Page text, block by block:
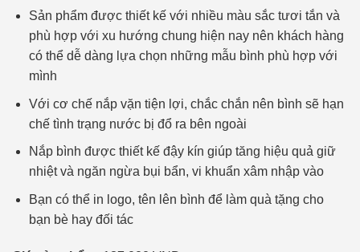
Sản phẩm được thiết kế với nhiều màu sắc tươi tắn và
phù hợp với xu hướng chung hiện nay nên khách hàng
có thể dễ dàng lựa chọn những mẫu bình phù hợp với
mình
Với cơ chế nắp vặn tiện lợi, chắc chắn nên bình sẽ hạn
chế tình trạng nước bị đổ ra bên ngoài
Nắp bình được thiết kế đậy kín giúp tăng hiệu quả giữ
nhiệt và ngăn ngừa bụi bẩn, vi khuẩn xâm nhập vào
Bạn có thể in logo, tên lên bình để làm quà tặng cho
bạn bè hay đối tác